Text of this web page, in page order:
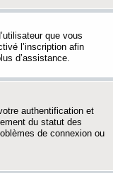
que vous
l’inscription afin
d’assistance.
authentification et
du statut des
de connexion ou